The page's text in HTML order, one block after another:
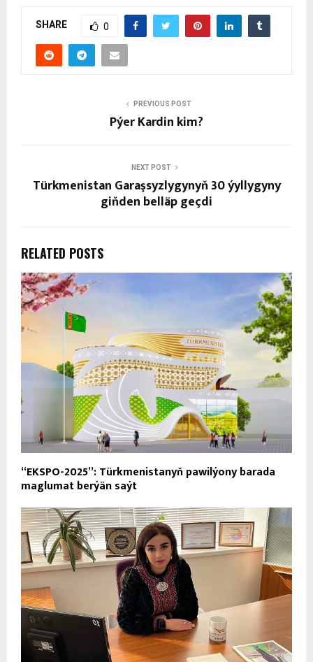
SHARE 0
PREVIOUS POST
Pýer Kardin kim?
NEXT POST
Türkmenistan Garaşsyzlygynyň 30 ýyllygyny
giňden belläp geçdi
RELATED POSTS
“EKSPO-2025”: Türkmenistanyň pawilýony barada
maglumat berýän saýt